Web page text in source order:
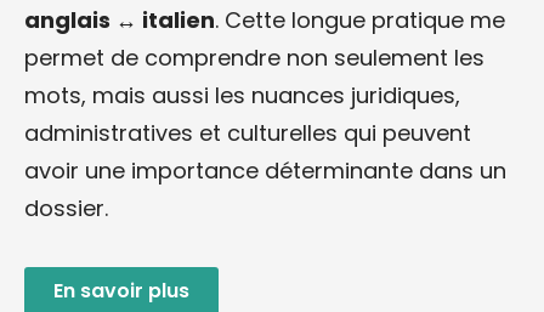
anglais ↔ italien. Cette longue pratique me
permet de comprendre non seulement les
mots, mais aussi les nuances juridiques,
administratives et culturelles qui peuvent
avoir une importance déterminante dans un
dossier.
En savoir plus